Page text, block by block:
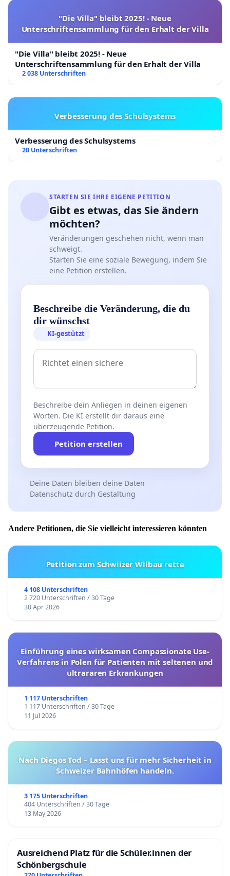
"Die Villa" bleibt 2025! - Neue
Unterschriftensammlung für den Erhalt der Villa
"Die Villa" bleibt 2025! - Neue
Unterschriftensammlung für den Erhalt der Villa
2 038 Unterschriften
Verbesserung des Schulsystems
Verbesserung des Schulsystems
20 Unterschriften
STARTEN SIE IHRE EIGENE PETITION
Gibt es etwas, das Sie ändern
möchten?
Veränderungen geschehen nicht, wenn man
schweigt.
Starten Sie eine soziale Bewegung, indem Sie
eine Petition erstellen.
Beschreibe die Veränderung, die du
dir wünschst
KI-gestützt
Beschreibe dein Anliegen in deinen eigenen
Worten. Die KI erstellt dir daraus eine
überzeugende Petition.
Petition erstellen
Deine Daten bleiben deine Daten
Datenschutz durch Gestaltung
Andere Petitionen, die Sie vielleicht interessieren könnten
Petition zum Schwiizer Wiibau rette
4 108 Unterschriften
2 720 Unterschriften / 30 Tage
30 Apr 2026
Einführung eines wirksamen Compassionate Use-
Verfahrens in Polen für Patienten mit seltenen und
ultrararen Erkrankungen
1 117 Unterschriften
1 117 Unterschriften / 30 Tage
11 Jul 2026
Nach Diegos Tod – Lasst uns für mehr Sicherheit in
Schweizer Bahnhöfen handeln.
3 175 Unterschriften
404 Unterschriften / 30 Tage
13 May 2026
Ausreichend Platz für die Schüler.innen der
Schönbergschule